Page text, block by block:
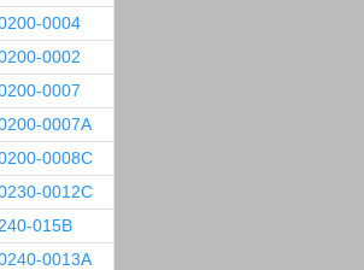
0004
0002
0007
0007A
0008C
0012C
015B
0013A